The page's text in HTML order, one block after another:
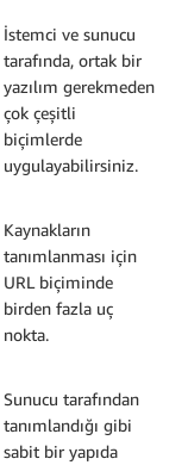
İstemci ve sunucu
tarafında, ortak bir
yazılım gerekmeden
çok çeşitli
biçimlerde
uygulayabilirsiniz.
Kaynakların
tanımlanması için
URL biçiminde
birden fazla uç
nokta.
Sunucu tarafından
tanımlandığı gibi
sabit bir yapıda